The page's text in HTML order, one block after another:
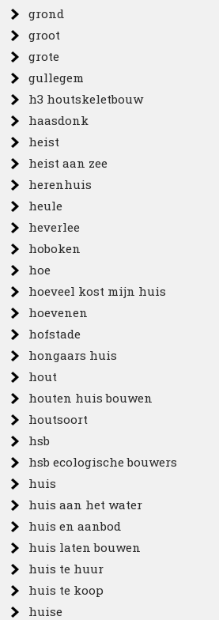
grond
groot
grote
gullegem
h3 houtskeletbouw
haasdonk
heist
heist aan zee
herenhuis
heule
heverlee
hoboken
hoe
hoeveel kost mijn huis
hoevenen
hofstade
hongaars huis
hout
houten huis bouwen
houtsoort
hsb
hsb ecologische bouwers
huis
huis aan het water
huis en aanbod
huis laten bouwen
huis te huur
huis te koop
huise